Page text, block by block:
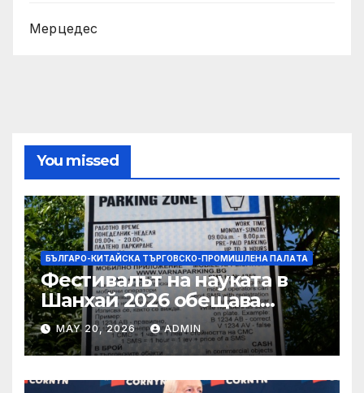
Мерцедес
You missed
БЪЛГАРО-КИТАЙСКА ТЪРГОВСКО-ПРОМИШЛЕНА ПАЛAТА
Фестивалът на науката в
Шанхай 2026 обещава
вълнуващи научно-
технологични иновации
MAY 20, 2026 ADMIN